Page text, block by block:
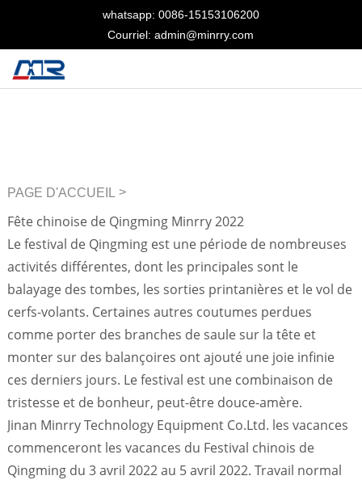
whatsapp: 0086-15153106200
Courriel: admin@minrry.com
PAGE D'ACCUEIL >
Nouvelles
Fête chinoise de Qingming Minrry 2022
Le festival de Qingming est une période de nombreuses
activités différentes, dont les principales sont le
balayage des tombes, les sorties printanières et le vol de
cerfs-volants. Certaines autres coutumes perdues
comme porter des branches de saule sur la tête et
monter sur des balançoires ont ajouté une joie infinie
ces derniers jours. Le festival est une combinaison de
tristesse et de bonheur, peut-être douce-amère.
Jinan Minrry Technology Equipment Co.Ltd. les vacances
commenceront les vacances du Festival chinois de
Qingming du 3 avril 2022 au 5 avril 2022. Travail normal